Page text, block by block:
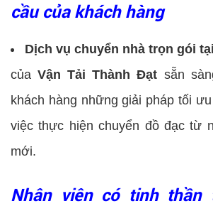
cầu của khách hàng
Dịch vụ chuyển nhà trọn gói
củaVận Tải Thành Đạt sẵn
khách hàng những giải pháp tối
việc thực hiện chuyển đồ đạc từ
mới.
Nhân viên có tinh thần